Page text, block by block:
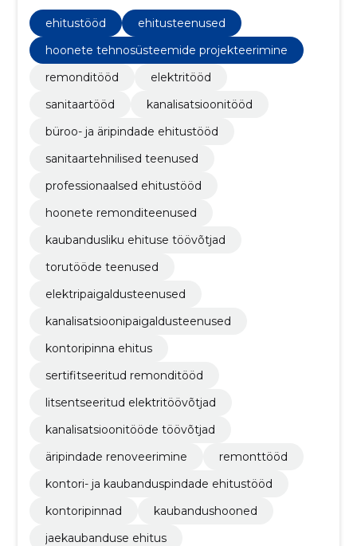
ehitustööd
ehitusteenused
hoonete tehnosüsteemide projekteerimine
remonditööd
elektritööd
sanitaartööd
kanalisatsioonitööd
büroo- ja äripindade ehitustööd
sanitaartehnilised teenused
professionaalsed ehitustööd
hoonete remonditeenused
kaubandusliku ehituse töövõtjad
torutööde teenused
elektripaigaldusteenused
kanalisatsioonipaigaldusteenused
kontoripinna ehitus
sertifitseeritud remonditööd
litsentseeritud elektritöövõtjad
kanalisatsioonitööde töövõtjad
äripindade renoveerimine
remonttööd
kontori- ja kaubanduspindade ehitustööd
kontoripinnad
kaubandushooned
jaekaubanduse ehitus